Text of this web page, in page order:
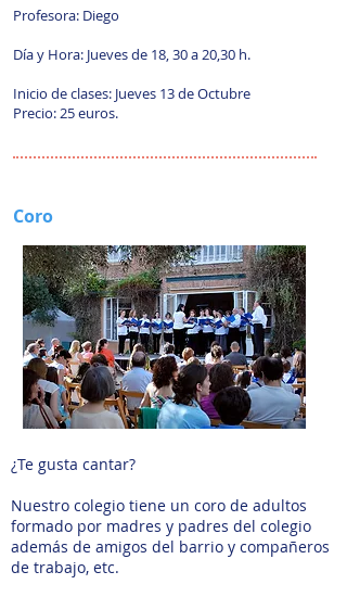
Profesora: Diego
Día y Hora: Jueves de 18, 30 a 20,30 h.
Inicio de clases: Jueves 13 de Octubre
Precio: 25 euros.
Coro
¿Te gusta cantar?
Nuestro colegio tiene un coro de adultos
formado por madres y padres del colegio
además de amigos del barrio y compañeros
de trabajo, etc.